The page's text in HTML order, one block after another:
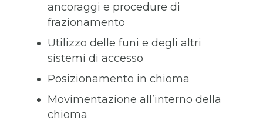
ancoraggi e procedure di
frazionamento
Utilizzo delle funi e degli altri
sistemi di accesso
Posizionamento in chioma
Movimentazione all’interno della
chioma